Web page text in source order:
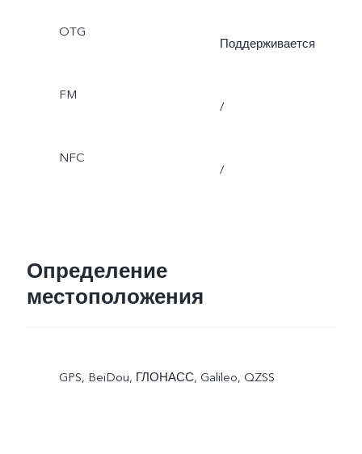
OTG
Поддерживается
FM
/
NFC
/
Определение
местоположения
GPS, BeiDou, ГЛОНАСС, Galileo, QZSS